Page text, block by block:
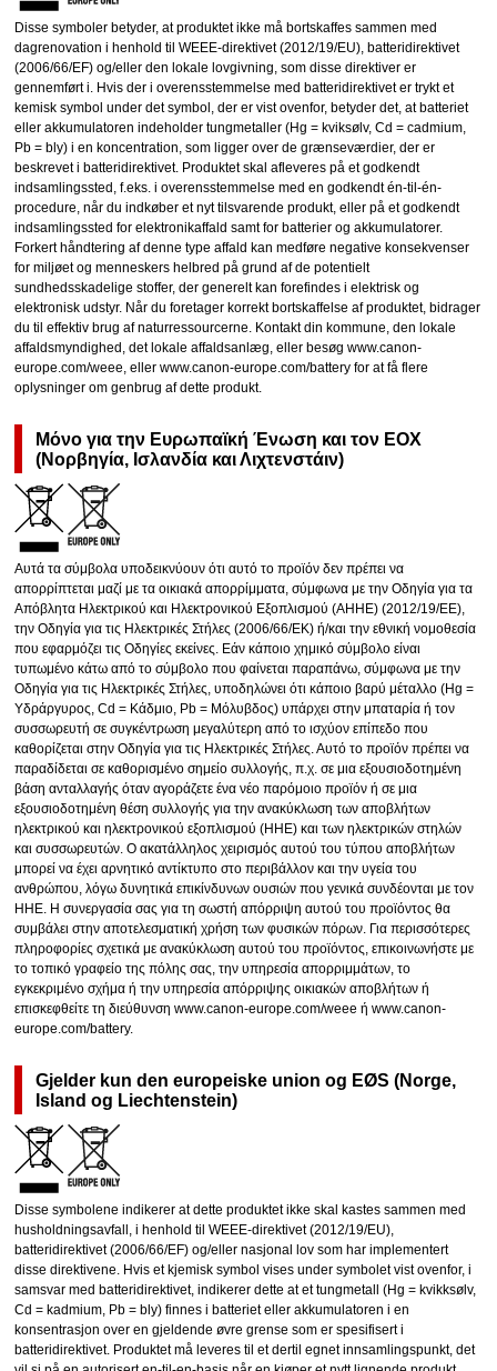
Disse symboler betyder, at produktet ikke må bortskaffes sammen med
dagrenovation i henhold til WEEE-direktivet (2012/19/EU), batteridirektivet
(2006/66/EF) og/eller den lokale lovgivning, som disse direktiver er
gennemført i. Hvis der i overensstemmelse med batteridirektivet er trykt et
kemisk symbol under det symbol, der er vist ovenfor, betyder det, at batteriet
eller akkumulatoren indeholder tungmetaller (Hg = kviksølv, Cd = cadmium,
Pb = bly) i en koncentration, som ligger over de grænseværdier, der er
beskrevet i batteridirektivet. Produktet skal afleveres på et godkendt
indsamlingssted, f.eks. i overensstemmelse med en godkendt én-til-én-
procedure, når du indkøber et nyt tilsvarende produkt, eller på et godkendt
indsamlingssted for elektronikaffald samt for batterier og akkumulatorer.
Forkert håndtering af denne type affald kan medføre negative konsekvenser
for miljøet og menneskers helbred på grund af de potentielt
sundhedsskadelige stoffer, der generelt kan forefindes i elektrisk og
elektronisk udstyr. Når du foretager korrekt bortskaffelse af produktet, bidrager
du til effektiv brug af naturressourcerne. Kontakt din kommune, den lokale
affaldsmyndighed, det lokale affaldsanlæg, eller besøg www.canon-
europe.com/weee, eller www.canon-europe.com/battery for at få flere
oplysninger om genbrug af dette produkt.
Μόνο για την Ευρωπαϊκή Ένωση και τον ΕΟΧ
(Νορβηγία, Ισλανδία και Λιχτενστάιν)
Αυτά τα σύμβολα υποδεικνύουν ότι αυτό το προϊόν δεν πρέπει να
απορρίπτεται μαζί με τα οικιακά απορρίμματα, σύμφωνα με την Οδηγία για τα
Απόβλητα Ηλεκτρικού και Ηλεκτρονικού Εξοπλισμού (ΑΗΗΕ) (2012/19/ΕΕ),
την Οδηγία για τις Ηλεκτρικές Στήλες (2006/66/ΕΚ) ή/και την εθνική νομοθεσία
που εφαρμόζει τις Οδηγίες εκείνες. Εάν κάποιο χημικό σύμβολο είναι
τυπωμένο κάτω από το σύμβολο που φαίνεται παραπάνω, σύμφωνα με την
Οδηγία για τις Ηλεκτρικές Στήλες, υποδηλώνει ότι κάποιο βαρύ μέταλλο (Hg =
Υδράργυρος, Cd = Κάδμιο, Pb = Μόλυβδος) υπάρχει στην μπαταρία ή τον
συσσωρευτή σε συγκέντρωση μεγαλύτερη από το ισχύον επίπεδο που
καθορίζεται στην Οδηγία για τις Ηλεκτρικές Στήλες. Αυτό το προϊόν πρέπει να
παραδίδεται σε καθορισμένο σημείο συλλογής, π.χ. σε μια εξουσιοδοτημένη
βάση ανταλλαγής όταν αγοράζετε ένα νέο παρόμοιο προϊόν ή σε μια
εξουσιοδοτημένη θέση συλλογής για την ανακύκλωση των αποβλήτων
ηλεκτρικού και ηλεκτρονικού εξοπλισμού (ΗΗE) και των ηλεκτρικών στηλών
και συσσωρευτών. Ο ακατάλληλος χειρισμός αυτού του τύπου αποβλήτων
μπορεί να έχει αρνητικό αντίκτυπο στο περιβάλλον και την υγεία του
ανθρώπου, λόγω δυνητικά επικίνδυνων ουσιών που γενικά συνδέονται με τον
ΗΗΕ. Η συνεργασία σας για τη σωστή απόρριψη αυτού του προϊόντος θα
συμβάλει στην αποτελεσματική χρήση των φυσικών πόρων. Για περισσότερες
πληροφορίες σχετικά με ανακύκλωση αυτού του προϊόντος, επικοινωνήστε με
το τοπικό γραφείο της πόλης σας, την υπηρεσία απορριμμάτων, το
εγκεκριμένο σχήμα ή την υπηρεσία απόρριψης οικιακών αποβλήτων ή
επισκεφθείτε τη διεύθυνση www.canon-europe.com/weee ή www.canon-
europe.com/battery.
Gjelder kun den europeiske union og EØS (Norge,
Island og Liechtenstein)
Disse symbolene indikerer at dette produktet ikke skal kastes sammen med
husholdningsavfall, i henhold til WEEE-direktivet (2012/19/EU),
batteridirektivet (2006/66/EF) og/eller nasjonal lov som har implementert
disse direktivene. Hvis et kjemisk symbol vises under symbolet vist ovenfor, i
samsvar med batteridirektivet, indikerer dette at et tungmetall (Hg = kvikksølv,
Cd = kadmium, Pb = bly) finnes i batteriet eller akkumulatoren i en
konsentrasjon over en gjeldende øvre grense som er spesifisert i
batteridirektivet. Produktet må leveres til et dertil egnet innsamlingspunkt, det